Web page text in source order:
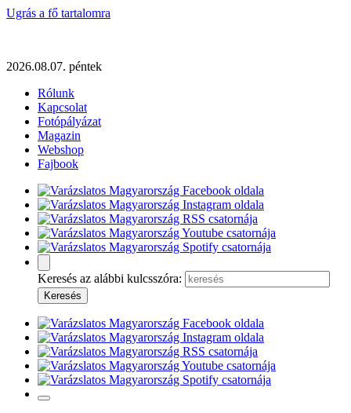
Ugrás a fő tartalomra
2026.08.07. péntek
Rólunk
Kapcsolat
Fotópályázat
Magazin
Webshop
Fajbook
Keresés az alábbi kulcsszóra: